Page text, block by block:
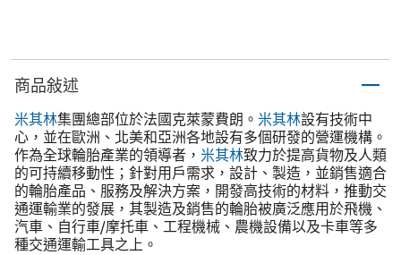
商品敍述
米其林集團總部位於法國克萊蒙費朗。 米其林設有技術中
心，並在歐洲、北美和亞洲各地設有多個研發的營運機構。
作為全球輪胎產業的領導者， 米其林致力於提高貨物及人類
的可持續移動性；針對用戶需求，設計、製造，並銷售適合
的輪胎產品、服務及解決方案，開發高技術的材料，推動交
通運輸業的發展，其製造及銷售的輪胎被廣泛應用於飛機、
汽車、自行車/摩托車、工程機械、農機設備以及卡車等多
種交通運輸工具之上。